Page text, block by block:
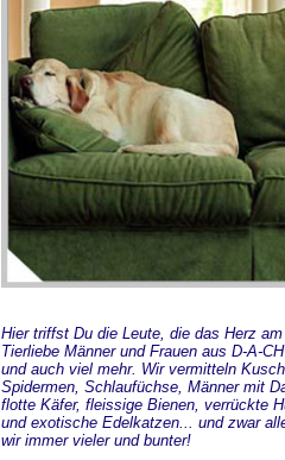
Hier triffst Du die Leute, die das Herz
Tierliebe Männer und Frauen aus D-A-
und auch viel mehr. Wir vermitteln
Spidermen, Schlaufüchse, Männer mit
flotte Käfer, fleissige Bienen, verrückte
und exotische Edelkatzen... und zwar
wir immer vieler und bunter!